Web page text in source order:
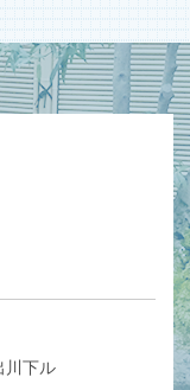
川下ル